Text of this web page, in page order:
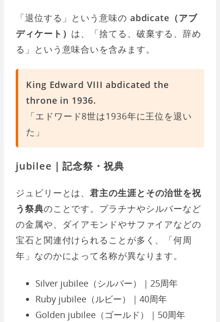
「退位する」という意味の abdicate（アブ
ディケート） は、「捨てる、破棄する、辞め
る」という意味合いを含みます。
King Edward VIII abdicated the
throne in 1936.
「エドワード8世は1936年に王位を退い
た」
jubilee｜記念祭・祝典
ジュビリーとは、君主の生涯とその治世を祝
う祭典のことです。プラチナやシルバーなど
の金属や、ダイアモンドやサファイアなどの
宝石と関連付けられることが多く、「何周
年」なのかによって名称が異なります。
Silver jubilee（シルバー）｜25周年
Ruby jubilee（ルビー）｜40周年
Golden jubilee（ゴールド）｜50周年